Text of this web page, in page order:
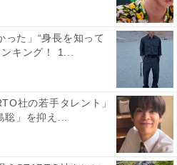
ん。中性的な雰囲気に端正な
多くの出演作で存在感を発揮
道枝駿佑さんが主演を務め
ラマ『マルス-ゼロの革命-』
った」“身長を知って
キング！ 1...
社の若手タレント」
」を抑え...